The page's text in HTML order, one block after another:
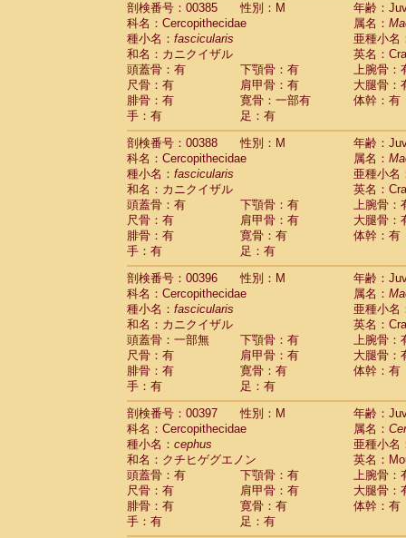
剖検番号：00385
性別：M
年齢：
科名：Cercopithecidae
属名：
種小名： fascicularis
亜種小名
和名：カニクイザル
英名：
頭蓋骨：有
下顎骨：有
上腕骨：
尺骨：有
肩甲骨：有
大腿骨：
腓骨：有
寛骨：一部有
体幹：有
手：有
足：有
剖検番号：00388
性別：M
年齢：
科名：Cercopithecidae
属名：
種小名： fascicularis
亜種小名
和名：カニクイザル
英名：
頭蓋骨：有
下顎骨：有
上腕骨：
尺骨：有
肩甲骨：有
大腿骨：
腓骨：有
寛骨：有
体幹：有
手：有
足：有
剖検番号：00396
性別：M
年齢：
科名：Cercopithecidae
属名：
種小名： fascicularis
亜種小名
和名：カニクイザル
英名：
頭蓋骨：一部無
下顎骨：有
上腕骨：
尺骨：有
肩甲骨：有
大腿骨：
腓骨：有
寛骨：有
体幹：有
手：有
足：有
剖検番号：00397
性別：M
年齢：
科名：Cercopithecidae
属名：
種小名： cephus
亜種小名
和名：クチヒゲグエノン
英名：
頭蓋骨：有
下顎骨：有
上腕骨：
尺骨：有
肩甲骨：有
大腿骨：
腓骨：有
寛骨：有
体幹：有
手：有
足：有